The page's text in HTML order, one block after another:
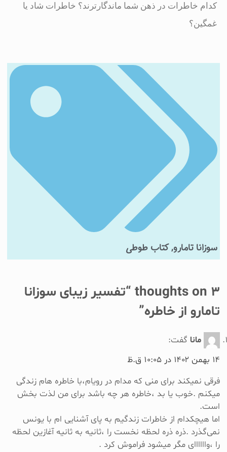
کدام خاطرات در ذهن شما ماندگارترند؟ خاطرات شاد یا
غمگین؟
سوزانا تامارو,کتاب طوطی
3 thoughts on “
تفسیر زیبای سوزانا
تامارو از خاطره”
مانا گفت:
۱۴ بهمن ۱۴۰۲ در ۱۰:۰۵ ق.ظ
فرقی نمیکند برای منی که مدام در رویام،با خاطره هام زندگی
میکنم .خوب یا بد ،خاطره هر چه باشد برای من لذت بخش
است.
اما هیچکدام از خاطرات زندگیم به پای آشنایی ام با یونس
نمی‌گذرد .ذره ذره لحظه نخست را ،ثانیه به ثانیه آغازین لحظه
را ،واااااای مگر میشود فراموش کرد .